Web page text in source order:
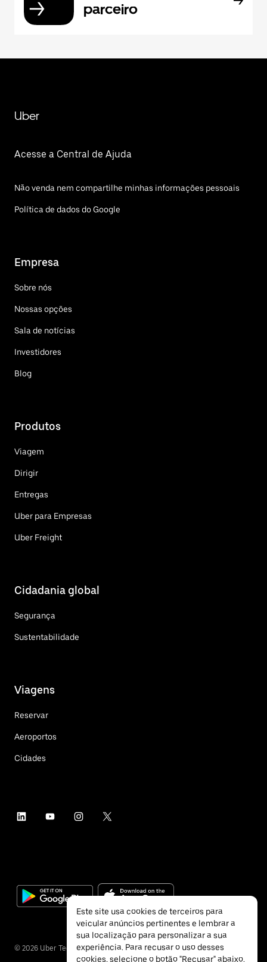
parceiro
Uber
Acesse a Central de Ajuda
Não venda nem compartilhe minhas informações pessoais
Política de dados do Google
Empresa
Sobre nós
Nossas opções
Sala de notícias
Investidores
Blog
Produtos
Viagem
Dirigir
Entregas
Uber para Empresas
Uber Freight
Cidadania global
Segurança
Sustentabilidade
Viagens
Reservar
Aeroportos
Cidades
© 2026 Uber Technologies Inc.
Este site usa cookies de terceiros para
veicular anúncios pertinentes e lembrar a
sua localização para personalizar a sua
experiência. Para recusar o uso desses
cookies, selecione o botão "Recusar" abaixo.